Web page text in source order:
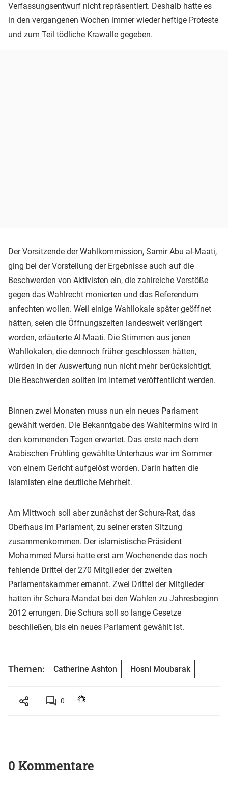
Verfassungsentwurf nicht repräsentiert. Deshalb hatte es
in den vergangenen Wochen immer wieder heftige Proteste
und zum Teil tödliche Krawalle gegeben.
Der Vorsitzende der Wahlkommission, Samir Abu al-Maati,
ging bei der Vorstellung der Ergebnisse auch auf die
Beschwerden von Aktivisten ein, die zahlreiche Verstöße
gegen das Wahlrecht monierten und das Referendum
anfechten wollen. Weil einige Wahllokale später geöffnet
hätten, seien die Öffnungszeiten landesweit verlängert
worden, erläuterte Al-Maati. Die Stimmen aus jenen
Wahllokalen, die dennoch früher geschlossen hätten,
würden in der Auswertung nun nicht mehr berücksichtigt.
Die Beschwerden sollten im Internet veröffentlicht werden.
Binnen zwei Monaten muss nun ein neues Parlament
gewählt werden. Die Bekanntgabe des Wahltermins wird in
den kommenden Tagen erwartet. Das erste nach dem
Arabischen Frühling gewählte Unterhaus war im Sommer
von einem Gericht aufgelöst worden. Darin hatten die
Islamisten eine deutliche Mehrheit.
Am Mittwoch soll aber zunächst der Schura-Rat, das
Oberhaus im Parlament, zu seiner ersten Sitzung
zusammenkommen. Der islamistische Präsident
Mohammed Mursi hatte erst am Wochenende das noch
fehlende Drittel der 270 Mitglieder der zweiten
Parlamentskammer ernannt. Zwei Drittel der Mitglieder
hatten ihr Schura-Mandat bei den Wahlen zu Jahresbeginn
2012 errungen. Die Schura soll so lange Gesetze
beschließen, bis ein neues Parlament gewählt ist.
Themen: Catherine Ashton Hosni Moubarak
0
0 Kommentare